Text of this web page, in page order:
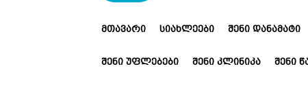
ᲛᲗᲐᲕᲐᲠᲘ ᲡᲘᲐᲮᲚᲔᲔᲑᲘ ᲨᲔᲜᲘ ᲓᲐᲜᲐᲛᲐᲢᲘ
ᲨᲔᲜᲘ ᲣᲤᲚᲔᲑᲔᲑᲘ ᲨᲔᲜᲘ ᲙᲚᲘᲜᲘᲙᲐ ᲨᲔᲜᲘ